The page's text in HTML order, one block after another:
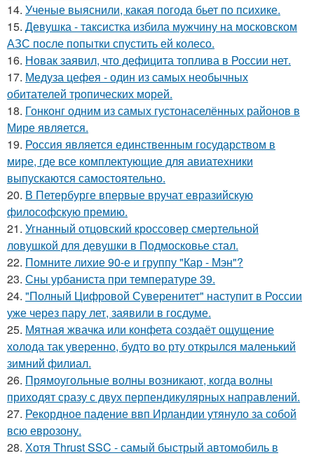
14. Ученые выяснили, какая погода бьет по психике.
15. Девушка - таксистка избила мужчину на московском
АЗС после попытки спустить ей колесо.
16. Новак заявил, что дефицита топлива в России нет.
17. Медуза цефея - один из самых необычных
обитателей тропических морей.
18. Гонконг одним из самых густонаселённых районов в
Мире является.
19. Россия является единственным государством в
мире, где все комплектующие для авиатехники
выпускаются самостоятельно.
20. В Петербурге впервые вручат евразийскую
философскую премию.
21. Угнанный отцовский кроссовер смертельной
ловушкой для девушки в Подмосковье стал.
22. Помните лихие 90-е и группу "Кар - Мэн"?
23. Сны урбаниста при температуре 39.
24. "Полный Цифровой Суверенитет" наступит в России
уже через пару лет, заявили в госдуме.
25. Мятная жвачка или конфета создаёт ощущение
холода так уверенно, будто во рту открылся маленький
зимний филиал.
26. Прямоугольные волны возникают, когда волны
приходят сразу с двух перпендикулярных направлений.
27. Рекордное падение ввп Ирландии утянуло за собой
всю еврозону.
28. Хотя Thrust SSC - самый быстрый автомобиль в